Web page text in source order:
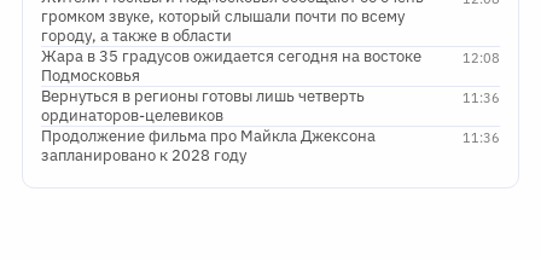
громком звуке, который слышали почти по всему
городу, а также в области
12:08
Жара в 35 градусов ожидается сегодня на востоке
Подмосковья
11:36
Вернуться в регионы готовы лишь четверть
ординаторов-целевиков
11:36
Продолжение фильма про Майкла Джексона
запланировано к 2028 году